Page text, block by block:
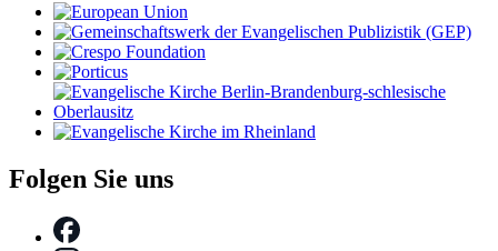
Folgen Sie uns